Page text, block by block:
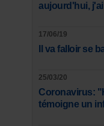
aujourd'hui,
17/06/19
Il va falloir se
25/03/20
Coronavirus:
témoigne un